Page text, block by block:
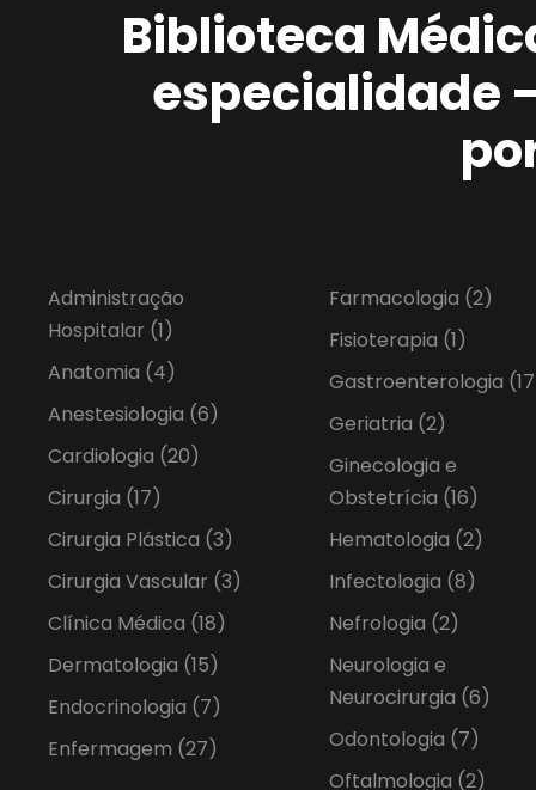
Biblioteca
especialidade
Administração
Hospitalar (1)
Anatomia (4)
Anestesiologia (6)
Cardiologia (20)
Cirurgia (17)
Cirurgia Plástica (3)
Cirurgia Vascular (3)
Clínica Médica (18)
Dermatologia (15)
Endocrinologia (7)
Enfermagem (27)
Farmacologia (2)
Fisioterapia (1)
Gastroenterologia
Geriatria (2)
Ginecologia e
Obstetrícia (16)
Hematologia (2)
Infectologia (8)
Nefrologia (2)
Neurologia e
Neurocirurgia (6)
Odontologia (7)
Oftalmologia (2)